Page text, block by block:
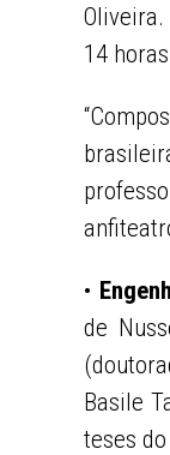
14
•
de
Basile
teses do